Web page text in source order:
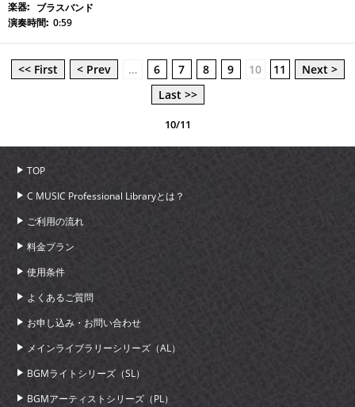
ブラスバンド
0:59
<< First < Prev … 6 7 8 9 10 11
Next >
Last >>
10/11
TOP
C MUSIC Professional Libraryとは？
ご利用の流れ
料金プラン
使用条件
よくあるご質問
お申し込み・お問い合わせ
メインライブラリーシリーズ（AL）
BGMライトシリーズ（SL）
BGMアーティストシリーズ（PL）